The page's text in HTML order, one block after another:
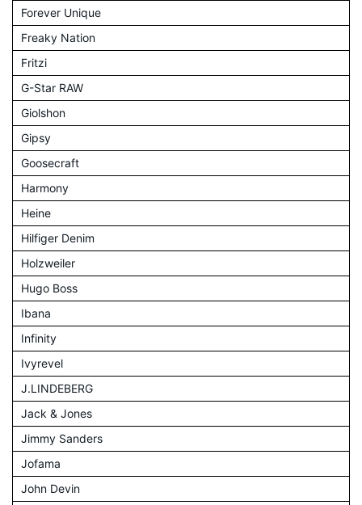
Forever Unique
Freaky Nation
Fritzi
G-Star RAW
Giolshon
Gipsy
Goosecraft
Harmony
Heine
Hilfiger Denim
Holzweiler
Hugo Boss
Ibana
Infinity
Ivyrevel
J.LINDEBERG
Jack & Jones
Jimmy Sanders
Jofama
John Devin